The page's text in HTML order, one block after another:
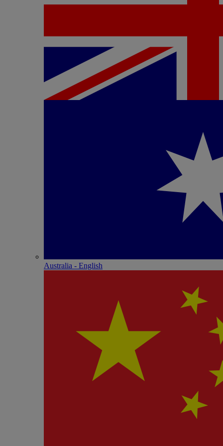
Australia - English